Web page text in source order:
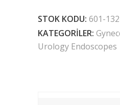
STOK KODU: 601-
KATEGORILER:
Urology Endoscopes